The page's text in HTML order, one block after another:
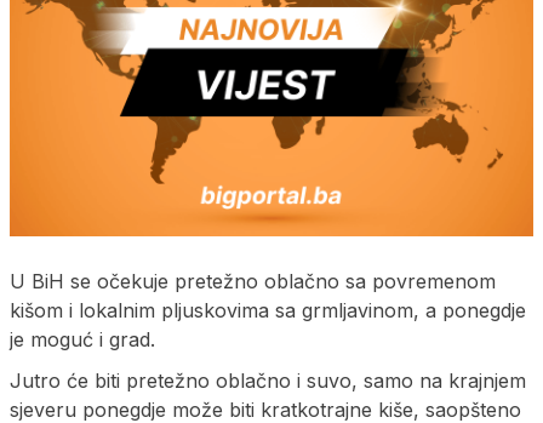
U BiH se očekuje pretežno oblačno sa povremenom
kišom i lokalnim pljuskovima sa grmljavinom, a ponegdje
je moguć i grad.
Јutro će biti pretežno oblačno i suvo, samo na krajnjem
sjeveru ponegdje može biti kratkotrajne kiše, saopšteno